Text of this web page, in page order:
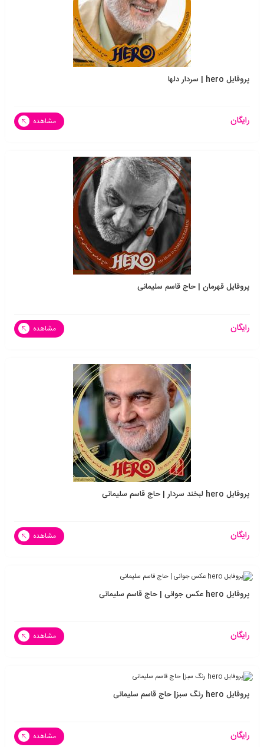
پروفایل hero | سردار دلها
رایگان مشاهده
پروفایل قهرمان | حاج قاسم سلیمانی
رایگان مشاهده
پروفایل hero لبخند سردار | حاج قاسم سلیمانی
رایگان مشاهده
پروفایل hero عکس جوانی | حاج قاسم سلیمانی
رایگان مشاهده
پروفایل hero رنگ سبز| حاج قاسم سلیمانی
رایگان مشاهده